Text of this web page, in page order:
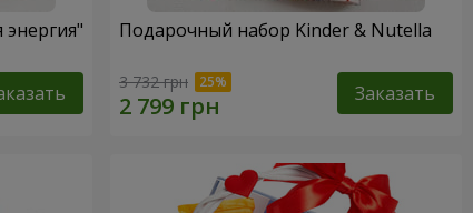
Подарочный набор Kinder & Nutella
3 732 грн Заказать